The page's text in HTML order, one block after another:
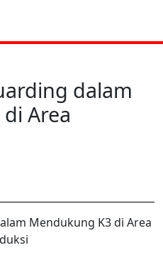
dalam
Area